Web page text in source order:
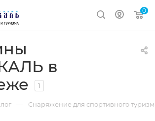
0
в
1
— Снаряжение для спортивного